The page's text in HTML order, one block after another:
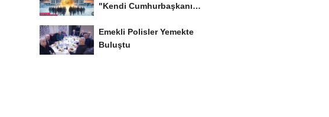
"Kendi Cumhurbaşkanı
Emekli Polisler Yemekte
Buluştu